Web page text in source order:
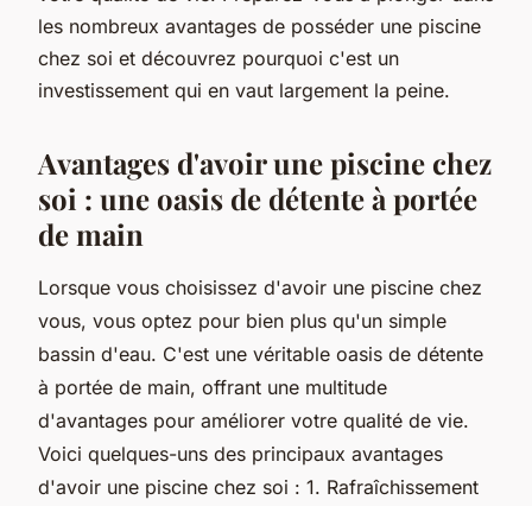
les nombreux avantages de posséder une piscine
chez soi et découvrez pourquoi c'est un
investissement qui en vaut largement la peine.
Avantages d'avoir une piscine chez
soi : une oasis de détente à portée
de main
Lorsque vous choisissez d'avoir une piscine chez
vous, vous optez pour bien plus qu'un simple
bassin d'eau. C'est une véritable oasis de détente
à portée de main, offrant une multitude
d'avantages pour améliorer votre qualité de vie.
Voici quelques-uns des principaux avantages
d'avoir une piscine chez soi : 1. Rafraîchissement